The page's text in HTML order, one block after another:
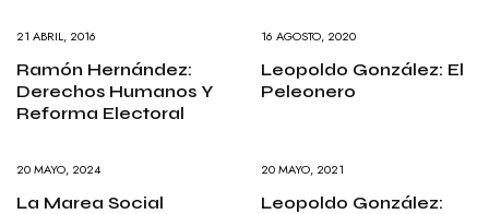
21 ABRIL, 2016
Ramón Hernández:
Derechos Humanos Y
Reforma Electoral
16 AGOSTO, 2020
Leopoldo González: El
Peleonero
20 MAYO, 2024
La Marea Social
20 MAYO, 2021
Leopoldo González: